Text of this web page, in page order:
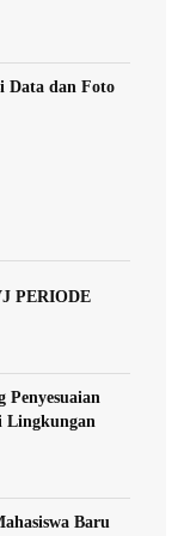
Data dan Foto
PERIODE
Penyesuaian
Lingkungan
Baru